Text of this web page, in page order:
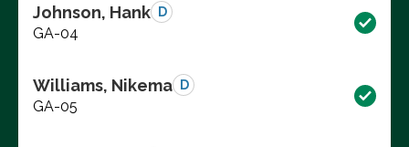
Johnson, Hank D
GA-04
Williams, Nikema D
GA-05